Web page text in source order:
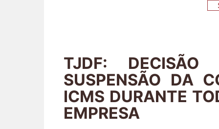
TJDF: DECISÃO
SUSPENSÃO DA
ICMS DURANTE
EMPRESA